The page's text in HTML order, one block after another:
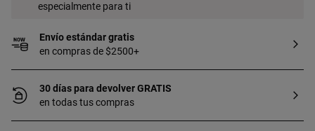
especialmente para ti
Envío estándar gratis
en compras de $2500+
30 días para devolver GRATIS
en todas tus compras